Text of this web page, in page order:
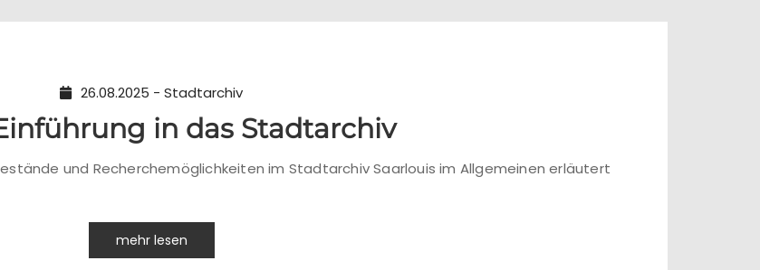
26.08.2025 - Stadtarchiv
in das Stadtarchiv
und Recherchemöglichkeiten im Stadtarchiv Saarlouis im Allgemeinen erläutert
mehr lesen